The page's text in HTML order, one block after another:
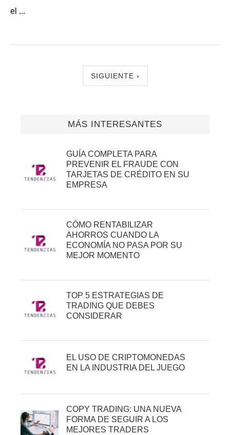
el ...
SIGUIENTE ›
MÁS INTERESANTES
GUÍA COMPLETA PARA
PREVENIR EL FRAUDE CON
TARJETAS DE CRÉDITO EN SU
EMPRESA
CÓMO RENTABILIZAR
AHORROS CUANDO LA
ECONOMÍA NO PASA POR SU
MEJOR MOMENTO
TOP 5 ESTRATEGIAS DE
TRADING QUE DEBES
CONSIDERAR
EL USO DE CRIPTOMONEDAS
EN LA INDUSTRIA DEL JUEGO
COPY TRADING: UNA NUEVA
FORMA DE SEGUIR A LOS
MEJORES TRADERS